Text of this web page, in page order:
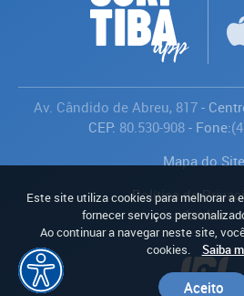
Av. Cândido de Abreu, 817-
CEP: 80.530-908- Fone:
Mapa do Site
Política de
Avaliar
Este site utiliza cookies para melhorar a
fornecer serviços
Ao continuar a navegar neste site,
cookies.
Saiba
Aceito